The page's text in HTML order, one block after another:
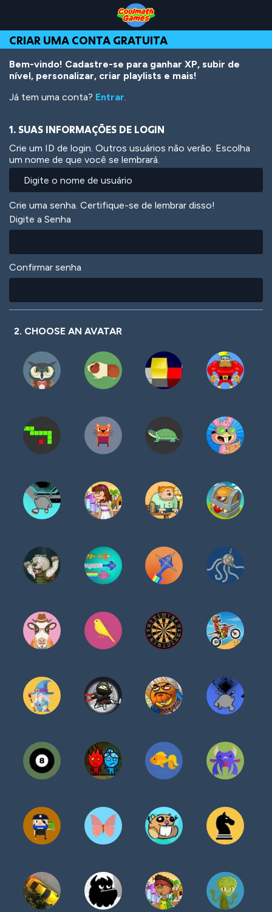
Top
of
Page
Navigation
Main
Content
Footer
o
conteúdo
principal
CRIAR UMA CONTA GRATUITA
Bem-vindo! Cadastre-se para ganhar XP, subir de
nível, personalizar, criar playlists e mais!
Já tem uma conta? Entrar.
1. SUAS INFORMAÇÕES DE LOGIN
Crie um ID de login. Outros usuários não verão. Escolha
um nome de que você se lembrará.
Crie uma senha. Certifique-se de lembrar disso!
Digite a Senha
Confirmar senha
2. CHOOSE AN AVATAR